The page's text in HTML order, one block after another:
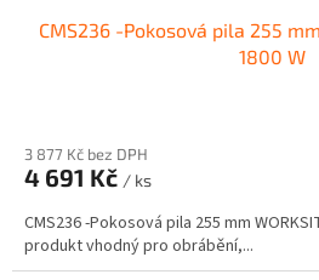
CMS236 -Pokosová pila 255
1800 W
3 877 Kč bez DPH
4 691 Kč / ks
CMS236 -Pokosová pila 255 mm
produkt vhodný pro obrábění,...